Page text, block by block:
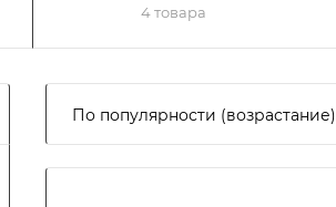
4 товара
По популярности (возрастание)